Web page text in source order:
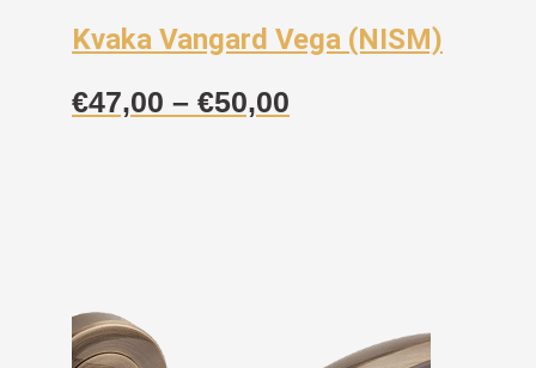
Kvaka Vangard Vega (NISM)
€47,00 – €50,00